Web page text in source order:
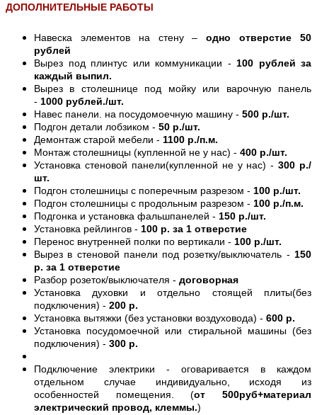
ДОПОЛНИТЕЛЬНЫЕ РАБОТЫ
Навеска элементов на стену –одно отверстие 50
рублей
Вырез под плинтус или коммуникации - 100 рублей за
каждый выпил.
Вырез в столешнице под мойку или варочную панель
- 1000 рублей./шт.
Навес панели. на посудомоечную машину - 500 р./шт.
Подгон детали лобзиком - 50 р./шт.
Демонтаж старой мебели - 1100 р./п.м.
Монтаж столешницы (купленной не у нас) - 400 р./шт.
Установка стеновой панели(купленной не у нас) -300 р./
шт.
Подгон столешницы с поперечным разрезом - 100 р./шт.
Подгон столешницы с продольным разрезом - 100 р./п.м.
Подгонка и установка фальшпанелей - 150 р./шт.
Установка рейлингов - 100 р. за 1 отверстие
Перенос внутренней полки по вертикали - 100 р./шт.
Вырез в стеновой панели под розетку/выключатель - 150
р. за 1 отверстие
Разбор розеток/выключателя - договорная
Установка духовки и отдельно стоящей плиты(без
подключения) - 200 р.
Установка вытяжки (без установки воздуховода) - 600 р.
Установка посудомоечной или стиральной машины (без
подключения) - 300 р.
Подключение электрики - оговаривается в каждом
отдельном случае индивидуально, исходя из
особенностей помещения. (от 500руб+материал
электрический провод, клеммы.)